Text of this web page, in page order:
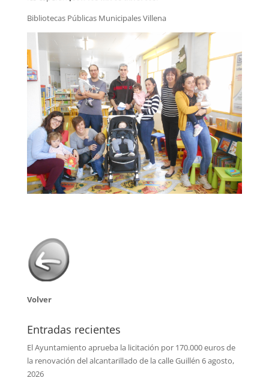
Bibliotecas Públicas Municipales Villena
Volver
Entradas recientes
El Ayuntamiento aprueba la licitación por 170.000 euros de
la renovación del alcantarillado de la calle Guillén 6 agosto,
2026